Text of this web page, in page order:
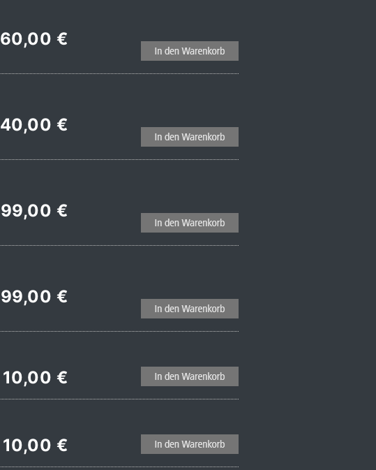
60,00 €
40,00 €
99,00 €
99,00 €
10,00 €
10,00 €